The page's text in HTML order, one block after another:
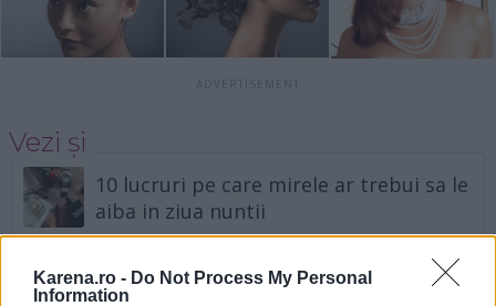
Karena.ro - Do Not Process My Personal
Information
Vezi și
10 lucruri pe care mirele ar trebui sa le
aiba in ziua nuntii
Ghid de supravietuire in ziua nuntii: 10
lucruri pe care trebuie sa le ai la tine